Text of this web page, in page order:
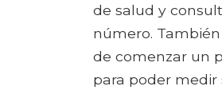
de salud y
número.
de comenzar un
para poder medir